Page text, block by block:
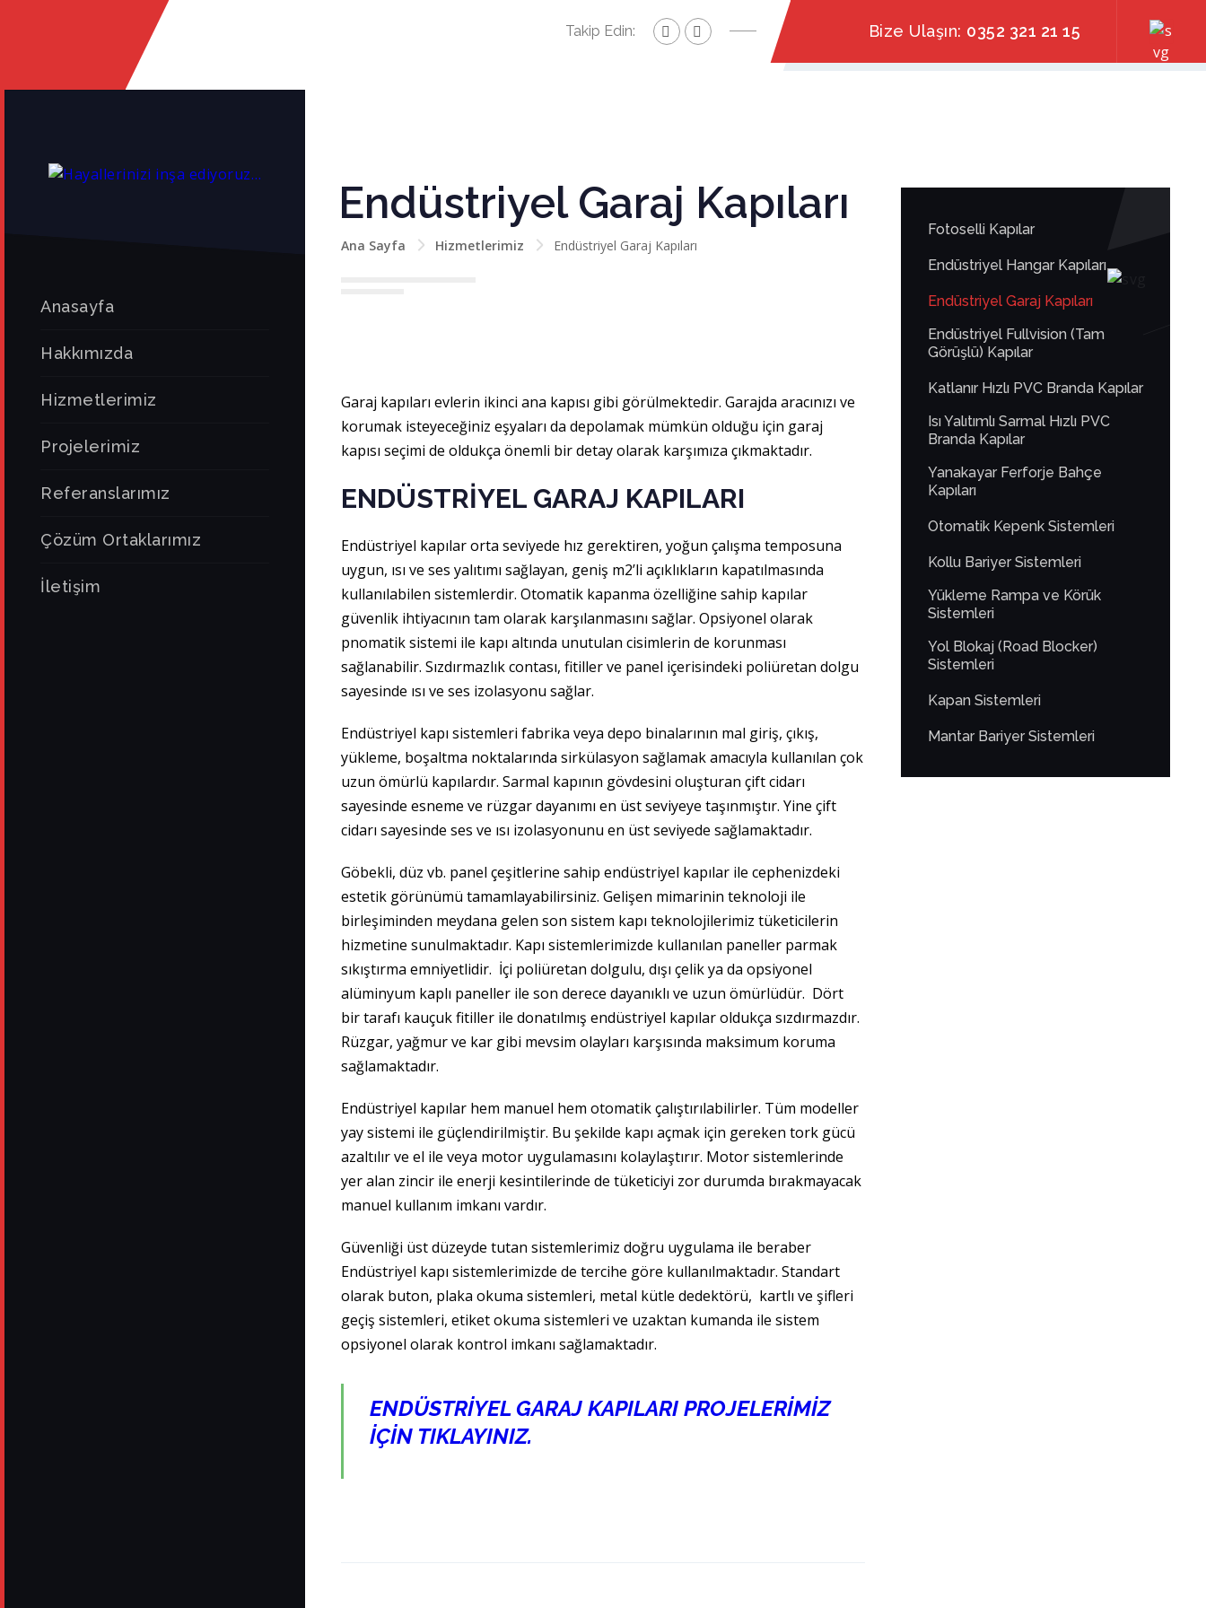
Anasayfa
Hakkımızda
Hizmetlerimiz
Projelerimiz
Referanslarımız
Çözüm Ortaklarımız
İletişim
Bize Ulaşın: 0352 321 21 15
Takip Edin:
Endüstriyel Garaj Kapıları
Ana Sayfa Hizmetlerimiz Endüstriyel Garaj Kapıları
Garaj kapıları evlerin ikinci ana kapısı gibi görülmektedir. Garajda aracınızı ve
korumak isteyeceğiniz eşyaları da depolamak mümkün olduğu için garaj
kapısı seçimi de oldukça önemli bir detay olarak karşımıza çıkmaktadır.
ENDÜSTRİYEL GARAJ KAPILARI
Endüstriyel kapılar orta seviyede hız gerektiren, yoğun çalışma temposuna
uygun, ısı ve ses yalıtımı sağlayan, geniş m2’li açıklıkların kapatılmasında
kullanılabilen sistemlerdir. Otomatik kapanma özelliğine sahip kapılar
güvenlik ihtiyacının tam olarak karşılanmasını sağlar. Opsiyonel olarak
pnomatik sistemi ile kapı altında unutulan cisimlerin de korunması
sağlanabilir. Sızdırmazlık contası, fitiller ve panel içerisindeki poliüretan dolgu
sayesinde ısı ve ses izolasyonu sağlar.
Endüstriyel kapı sistemleri fabrika veya depo binalarının mal giriş, çıkış,
yükleme, boşaltma noktalarında sirkülasyon sağlamak amacıyla kullanılan çok
uzun ömürlü kapılardır. Sarmal kapının gövdesini oluşturan çift cidarı
sayesinde esneme ve rüzgar dayanımı en üst seviyeye taşınmıştır. Yine çift
cidarı sayesinde ses ve ısı izolasyonunu en üst seviyede sağlamaktadır.
Göbekli, düz vb. panel çeşitlerine sahip endüstriyel kapılar ile cephenizdeki
estetik görünümü tamamlayabilirsiniz. Gelişen mimarinin teknoloji ile
birleşiminden meydana gelen son sistem kapı teknolojilerimiz tüketicilerin
hizmetine sunulmaktadır. Kapı sistemlerimizde kullanılan paneller parmak
sıkıştırma emniyetlidir. İçi poliüretan dolgulu, dışı çelik ya da opsiyonel
alüminyum kaplı paneller ile son derece dayanıklı ve uzun ömürlüdür. Dört
bir tarafı kauçuk fitiller ile donatılmış endüstriyel kapılar oldukça sızdırmazdır.
Rüzgar, yağmur ve kar gibi mevsim olayları karşısında maksimum koruma
sağlamaktadır.
Endüstriyel kapılar hem manuel hem otomatik çalıştırılabilirler. Tüm modeller
yay sistemi ile güçlendirilmiştir. Bu şekilde kapı açmak için gereken tork gücü
azaltılır ve el ile veya motor uygulamasını kolaylaştırır. Motor sistemlerinde
yer alan zincir ile enerji kesintilerinde de tüketiciyi zor durumda bırakmayacak
manuel kullanım imkanı vardır.
Güvenliği üst düzeyde tutan sistemlerimiz doğru uygulama ile beraber
Endüstriyel kapı sistemlerimizde de tercihe göre kullanılmaktadır. Standart
olarak buton, plaka okuma sistemleri, metal kütle dedektörü, kartlı ve şifleri
geçiş sistemleri, etiket okuma sistemleri ve uzaktan kumanda ile sistem
opsiyonel olarak kontrol imkanı sağlamaktadır.
ENDÜSTRİYEL GARAJ KAPILARI PROJELERİMİZ
İÇİN TIKLAYINIZ.
Fotoselli Kapılar
Endüstriyel Hangar Kapıları
Endüstriyel Garaj Kapıları
Endüstriyel Fullvision (Tam
Görüşlü) Kapılar
Katlanır Hızlı PVC Branda Kapılar
Isı Yalıtımlı Sarmal Hızlı PVC
Branda Kapılar
Yanakayar Ferforje Bahçe
Kapıları
Otomatik Kepenk Sistemleri
Kollu Bariyer Sistemleri
Yükleme Rampa ve Körük
Sistemleri
Yol Blokaj (Road Blocker)
Sistemleri
Kapan Sistemleri
Mantar Bariyer Sistemleri